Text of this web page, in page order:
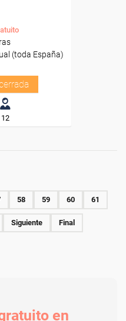
(toda España)
12
58 59 60 61
Siguiente Final
en